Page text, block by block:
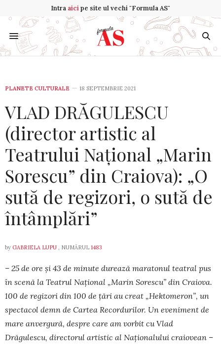
Intra aicipe site ul vechi "Formula AS"
PLANETE CULTURALE 18 SEPTEMBRIE 2021
VLAD DRĂGULESCU
(director artistic al
Teatrului Național „Marin
Sorescu” din Craiova): „O
sută de regizori, o sută de
întâmplări”
by GABRIELA LUPU , NUMĂRUL 1483
– 25 de ore și 43 de minute durează maratonul teatral pus
în scenă la Teatrul Național „Marin Sorescu” din Craiova.
100 de regizori din 100 de țări au creat „Hektomeron”, un
spectacol demn de Cartea Re­cordurilor. Un eveniment de
mare anvergură, despre care am vorbit cu Vlad
Drăgulescu, directorul artistic al Naționalului cra­iovean –